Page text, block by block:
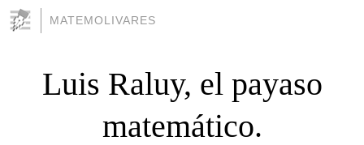
MATEMOLIVARES
Luis Raluy, el payaso
matemático.